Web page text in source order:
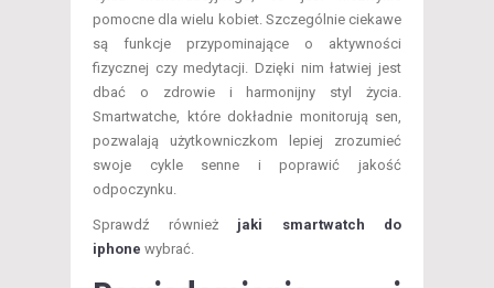
pomocne dla wielu kobiet. Szczególnie ciekawe
są funkcje przypominające o aktywności
fizycznej czy medytacji. Dzięki nim łatwiej jest
dbać o zdrowie i harmonijny styl życia.
Smartwatche, które dokładnie monitorują sen,
pozwalają użytkowniczkom lepiej zrozumieć
swoje cykle senne i poprawić jakość
odpoczynku.
Sprawdź również jaki smartwatch do
iphone wybrać.